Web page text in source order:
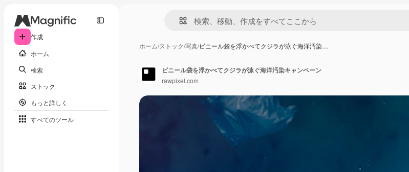
作成
ホーム
検索
ストック
もっと詳しく
すべてのツール
ホーム/ストック/写真/ビニール袋を浮かべてクジラが泳ぐ海洋汚染…
ビニール袋を浮かべてクジラが泳ぐ海洋汚染キャンペーン
rawpixel.com